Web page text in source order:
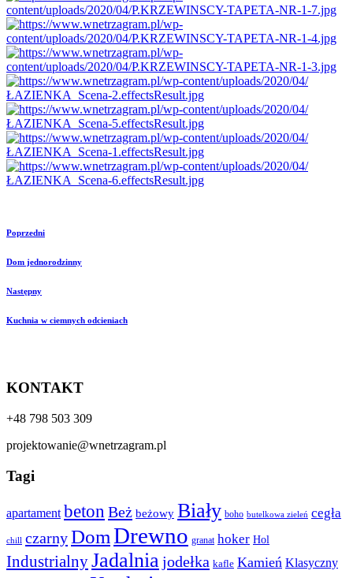
Poprzedni
Dom jednorodzinny
Następny
Kuchnia w ciemnych odcieniach
KONTAKT
+48 798 503 309
projektowanie@wnetrzagram.pl
Tagi
apartament beton Beż beżowy Biały boho butelkowa zieleń cegła
chill czarnyDomDrewno granat hoker Hol
IndustrialnyJadalniajodełka kafle Kamień Klasyczny